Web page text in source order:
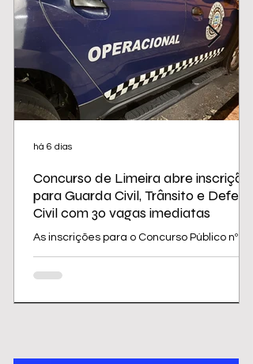
Concurso de Limeira abre inscrições
para Guarda Civil, Trânsito e Defesa
Civil com 30 vagas imediatas
As inscrições para o Concurso Público nº
02/2026 da Prefeitura de Limeira
começam nesta sexta-feira (31) e seguem
vagas imediatas, além de cadastro
há 6 dias